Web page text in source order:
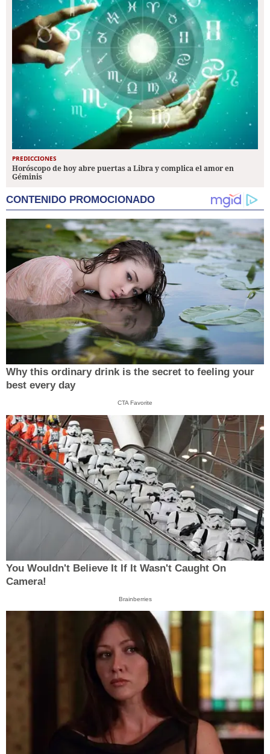
PREDICCIONES
Horóscopo de hoy abre puertas a Libra y complica el amor en
Géminis
CONTENIDO PROMOCIONADO
Why this ordinary drink is the secret to feeling your
best every day
CTA Favorite
You Wouldn't Believe It If It Wasn't Caught On
Camera!
Brainberries